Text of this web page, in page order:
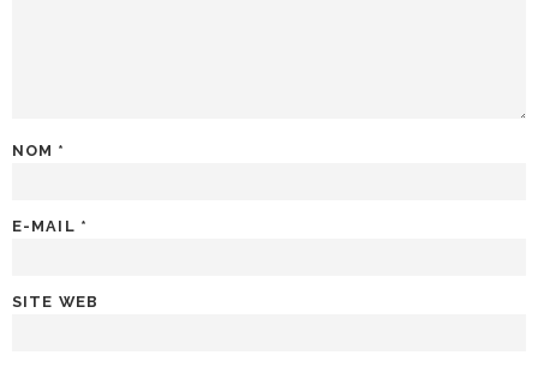
NOM *
E-MAIL *
SITE WEB